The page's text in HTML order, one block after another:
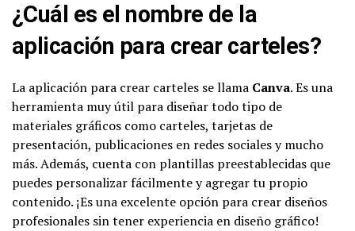
¿Cuál es el nombre de la
aplicación para crear carteles?
La aplicación para crear carteles se llama Canva. Es una
herramienta muy útil para diseñar todo tipo de
materiales gráficos como carteles, tarjetas de
presentación, publicaciones en redes sociales y mucho
más. Además, cuenta con plantillas preestablecidas que
puedes personalizar fácilmente y agregar tu propio
contenido. ¡Es una excelente opción para crear diseños
profesionales sin tener experiencia en diseño gráfico!